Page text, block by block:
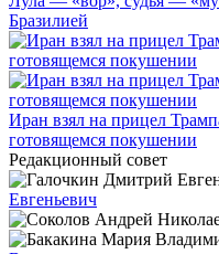
Бразилией
Иран взял на прицел
готовящемся покушении
Редакционный совет
Евгеньевич